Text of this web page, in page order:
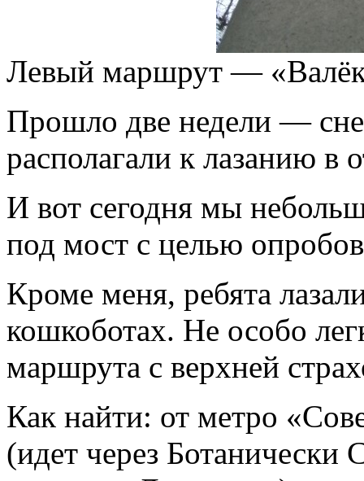
Левый маршрут —
Прошло две недели —
располагали к лазанию в
И вот сегодня мы
под мост с целью
Кроме меня, ребята
кошкоботах. Не особо
маршрута с верхней
Как найти: от метро
(идет через